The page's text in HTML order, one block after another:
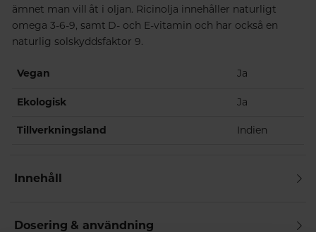
ämnet man vill åt i oljan. Ricinolja innehåller naturligt
omega 3-6-9, samt D- och E-vitamin och har också en
naturlig solskyddsfaktor 9.
Vegan Ja
Ekologisk Ja
Tillverkningsland Indien
Innehåll
Dosering & användning